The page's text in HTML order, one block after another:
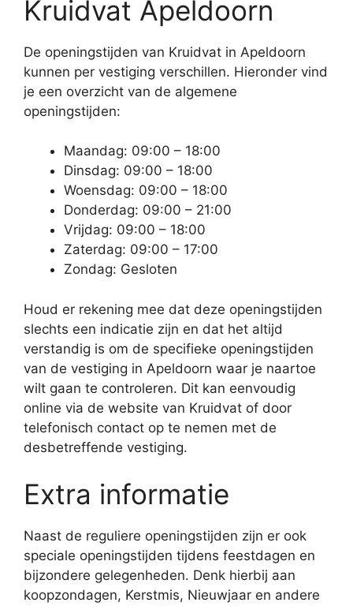
Kruidvat Apeldoorn
De openingstijden van Kruidvat in Apeldoorn
kunnen per vestiging verschillen. Hieronder vind
je een overzicht van de algemene
openingstijden:
Maandag: 09:00 – 18:00
Dinsdag: 09:00 – 18:00
Woensdag: 09:00 – 18:00
Donderdag: 09:00 – 21:00
Vrijdag: 09:00 – 18:00
Zaterdag: 09:00 – 17:00
Zondag: Gesloten
Houd er rekening mee dat deze openingstijden
slechts een indicatie zijn en dat het altijd
verstandig is om de specifieke openingstijden
van de vestiging in Apeldoorn waar je naartoe
wilt gaan te controleren. Dit kan eenvoudig
online via de website van Kruidvat of door
telefonisch contact op te nemen met de
desbetreffende vestiging.
Extra informatie
Naast de reguliere openingstijden zijn er ook
speciale openingstijden tijdens feestdagen en
bijzondere gelegenheden. Denk hierbij aan
koopzondagen, Kerstmis, Nieuwjaar en andere